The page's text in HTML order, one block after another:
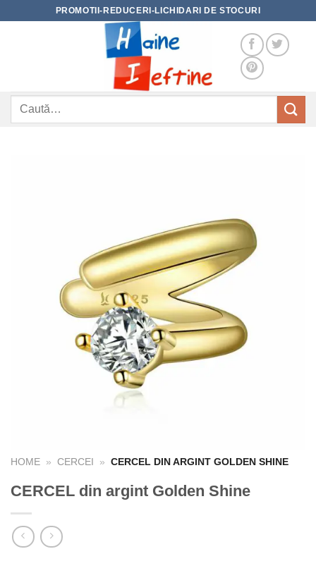
PROMOTII-REDUCERI-LICHIDARI DE STOCURI
Caută
HOME » CERCEI » CERCEL DIN ARGINT GOLDEN SHINE
CERCEL din argint Golden Shine